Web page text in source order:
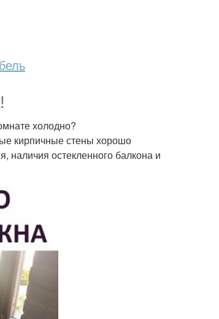
холодно?
кирпичные стены хорошо
наличия остекленного балкона и